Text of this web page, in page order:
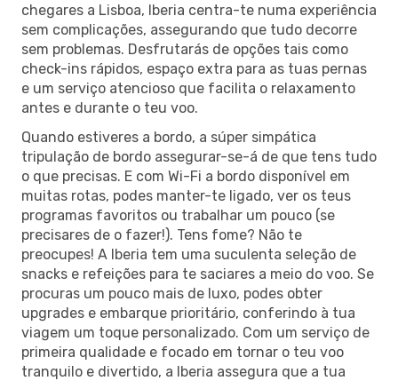
chegares a Lisboa, Iberia centra-te numa experiência
sem complicações, assegurando que tudo decorre
sem problemas. Desfrutarás de opções tais como
check-ins rápidos, espaço extra para as tuas pernas
e um serviço atencioso que facilita o relaxamento
antes e durante o teu voo.
Quando estiveres a bordo, a súper simpática
tripulação de bordo assegurar-se-á de que tens tudo
o que precisas. E com Wi-Fi a bordo disponível em
muitas rotas, podes manter-te ligado, ver os teus
programas favoritos ou trabalhar um pouco (se
precisares de o fazer!). Tens fome? Não te
preocupes! A Iberia tem uma suculenta seleção de
snacks e refeições para te saciares a meio do voo. Se
procuras um pouco mais de luxo, podes obter
upgrades e embarque prioritário, conferindo à tua
viagem um toque personalizado. Com um serviço de
primeira qualidade e focado em tornar o teu voo
tranquilo e divertido, a Iberia assegura que a tua